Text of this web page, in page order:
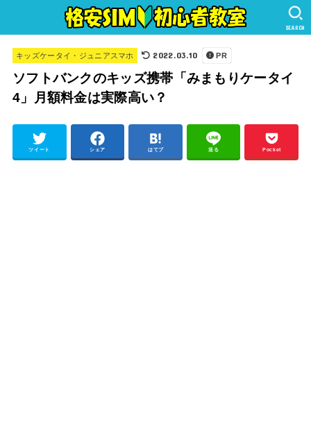
SEARCH
キッズケータイ・ジュニアスマホ 2022.03.10 PR
ソフトバンクのキッズ携帯「みまもりケータイ
4」月額料金は実際高い？
ツイート シェア はてブ 送る Pocket